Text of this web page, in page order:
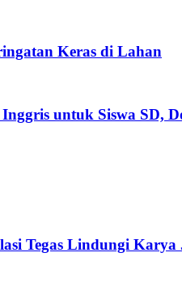
Keras di Lahan
untuk Siswa SD,
Tegas Lindungi